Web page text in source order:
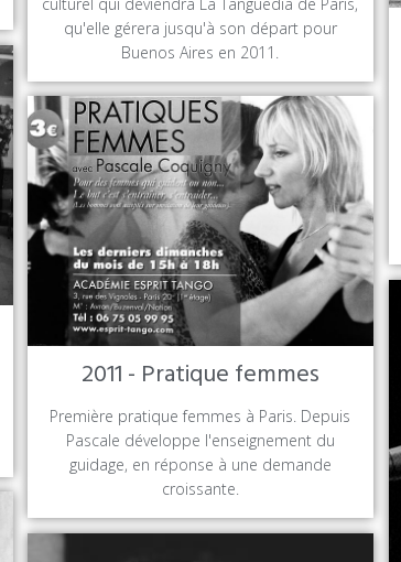
qu'elle gérera jusqu'à son départ pour
Buenos Aires en 2011.
2011 - Pratique femmes
Première pratique femmes à Paris. Depuis
Pascale développe l'enseignement du
guidage, en réponse à une demande
croissante.